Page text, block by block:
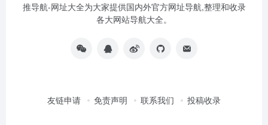
推导航-网址大全为大家提供国内外官方网址导航,整理和收录
各大网站导航大全。
友链申请 免责声明 联系我们 投稿收录